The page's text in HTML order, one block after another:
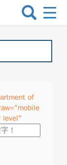
選
換
of
level"